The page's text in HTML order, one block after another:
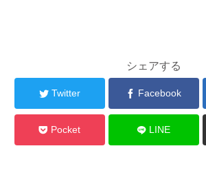
シェアする
Twitter Facebook
Pocket LINE